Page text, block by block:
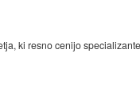
ki resno cenijo